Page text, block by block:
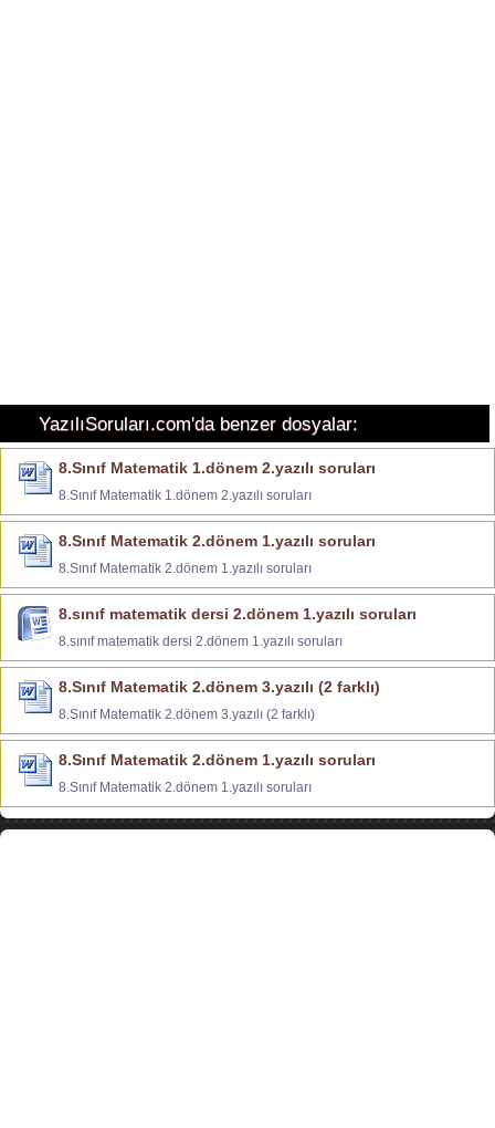
YazılıSoruları.com'da benzer dosyalar:
8.Sınıf Matematik 1.dönem 2.yazılı soruları
8.Sınıf Matematik 1.dönem 2.yazılı soruları
8.Sınıf Matematik 2.dönem 1.yazılı soruları
8.Sınıf Matematik 2.dönem 1.yazılı soruları
8.sınıf matematik dersi 2.dönem 1.yazılı soruları
8.sınıf matematik dersi 2.dönem 1.yazılı soruları
8.Sınıf Matematik 2.dönem 3.yazılı (2 farklı)
8.Sınıf Matematik 2.dönem 3.yazılı (2 farklı)
8.Sınıf Matematik 2.dönem 1.yazılı soruları
8.Sınıf Matematik 2.dönem 1.yazılı soruları